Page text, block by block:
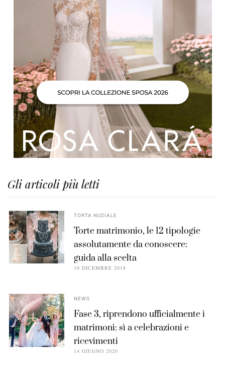
Gli articoli più letti
TORTA NUZIALE
Torte matrimonio, le 12 tipologie
assolutamente da conoscere:
guida alla scelta
10 DICEMBRE 2018
NEWS
Fase 3, riprendono ufficialmente i
matrimoni: sì a celebrazioni e
ricevimenti
14 GIUGNO 2020